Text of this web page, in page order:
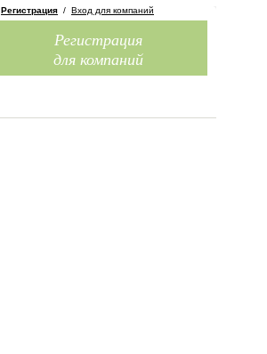
Регистрация / Вход для компаний
Регистрация
для компаний